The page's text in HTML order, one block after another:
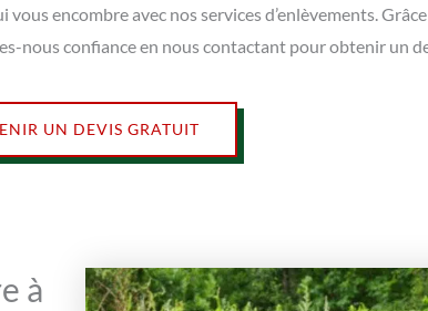
encombre avec nos services d’enlèvements.
nous confiance en nous contactant pour obtenir un
UN DEVIS GRATUIT
à